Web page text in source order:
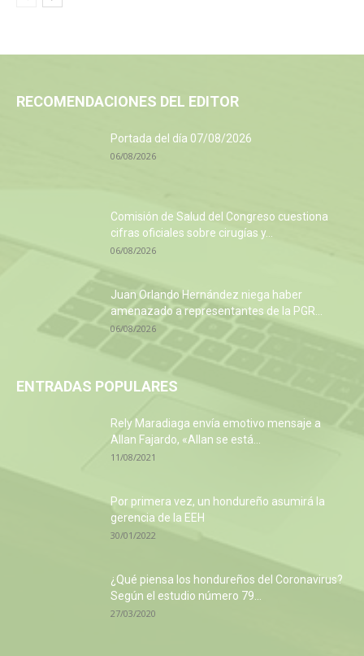
RECOMENDACIONES DEL EDITOR
Portada del día 07/08/2026
06/08/2026
Comisión de Salud del Congreso cuestiona
cifras oficiales sobre cirugías y...
06/08/2026
Juan Orlando Hernández niega haber
amenazado a representantes de la PGR...
06/08/2026
ENTRADAS POPULARES
Rely Maradiaga envía emotivo mensaje a
Allan Fajardo, «Allan se está...
11/08/2021
Por primera vez, un hondureño asumirá la
gerencia de la EEH
30/01/2022
¿Qué piensa los hondureños del Coronavirus?
Según el estudio número 79...
27/03/2020